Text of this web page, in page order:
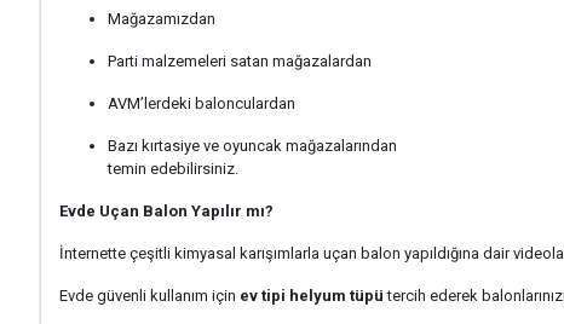
Mağazamızdan
Parti malzemeleri satan mağazalardan
AVM’lerdeki balonculardan
Bazı kırtasiye ve oyuncak mağazalarından
temin edebilirsiniz.
Evde Uçan Balon Yapılır mı?
İnternette çeşitli kimyasal karışımlarla uçan balon yapıldığına dair
Evde güvenli kullanım için ev tipi helyum tüpü tercih ederek